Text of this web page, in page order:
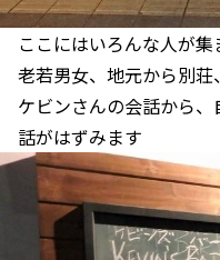
ここにはいろんな人が集
老若男女、地元から別
ケビンさんの会話から
話がはずみます